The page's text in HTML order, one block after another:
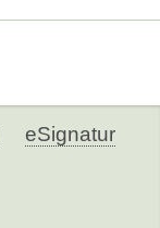
eSignatur